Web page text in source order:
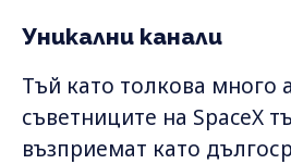
Уникални канали
Тъй като толкова много
съветниците на SpaceX
възприемат като